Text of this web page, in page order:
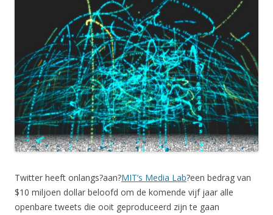
Twitter heeft onlangs?aan?MIT’s Media Lab?een bedrag van
$10 miljoen dollar beloofd om de komende vijf jaar alle
openbare tweets die ooit geproduceerd zijn te gaan